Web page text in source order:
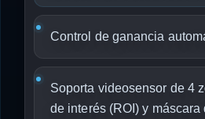
Control de ganancia
Soporta videosensor de 4
de interés (ROI) y